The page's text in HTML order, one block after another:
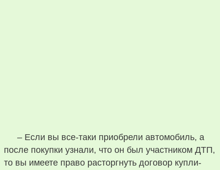
– Если вы все-таки приобрели автомобиль, а
после покупки узнали, что он был участником ДТП,
то вы имеете право расторгнуть договор купли-